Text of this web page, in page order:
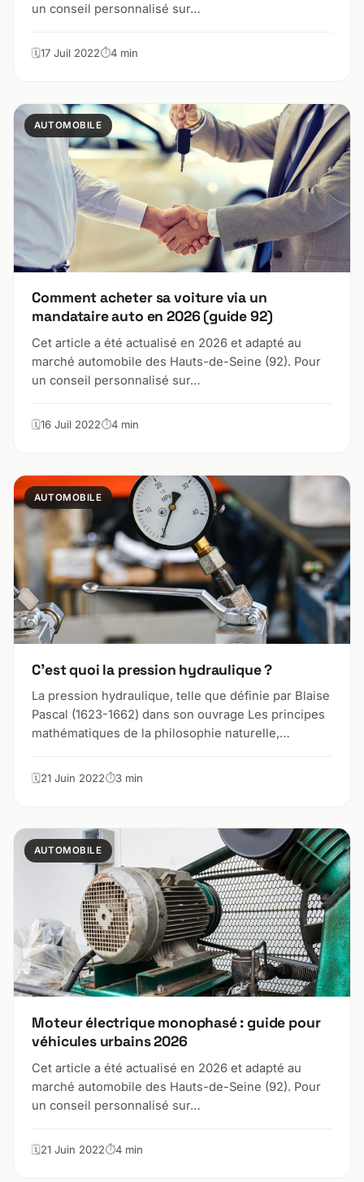
un conseil personnalisé sur…
17 Juil 2022 4 min
AUTOMOBILE
Comment acheter sa voiture via un
mandataire auto en 2026 (guide 92)
Cet article a été actualisé en 2026 et adapté au
marché automobile des Hauts-de-Seine (92). Pour
un conseil personnalisé sur…
16 Juil 2022 4 min
AUTOMOBILE
C’est quoi la pression hydraulique ?
La pression hydraulique, telle que définie par Blaise
Pascal (1623-1662) dans son ouvrage Les principes
mathématiques de la philosophie naturelle,…
21 Juin 2022 3 min
AUTOMOBILE
Moteur électrique monophasé : guide pour
véhicules urbains 2026
Cet article a été actualisé en 2026 et adapté au
marché automobile des Hauts-de-Seine (92). Pour
un conseil personnalisé sur…
21 Juin 2022 4 min